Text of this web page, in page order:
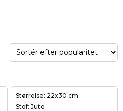
Størrelse: 22x30 cm
Stof: Jute